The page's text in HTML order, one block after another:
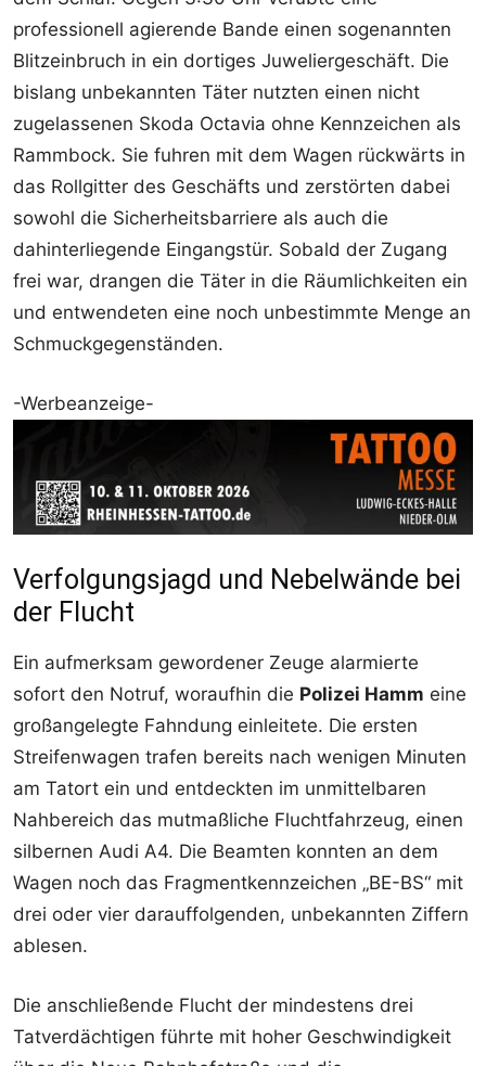
professionell agierende Bande einen sogenannten
Blitzeinbruch in ein dortiges Juweliergeschäft. Die
bislang unbekannten Täter nutzten einen nicht
zugelassenen Skoda Octavia ohne Kennzeichen als
Rammbock. Sie fuhren mit dem Wagen rückwärts in
das Rollgitter des Geschäfts und zerstörten dabei
sowohl die Sicherheitsbarriere als auch die
dahinterliegende Eingangstür. Sobald der Zugang
frei war, drangen die Täter in die Räumlichkeiten ein
und entwendeten eine noch unbestimmte Menge an
Schmuckgegenständen.
-Werbeanzeige-
Verfolgungsjagd und Nebelwände bei
der Flucht
Ein aufmerksam gewordener Zeuge alarmierte
sofort den Notruf, woraufhin die Polizei Hamm eine
großangelegte Fahndung einleitete. Die ersten
Streifenwagen trafen bereits nach wenigen Minuten
am Tatort ein und entdeckten im unmittelbaren
Nahbereich das mutmaßliche Fluchtfahrzeug, einen
silbernen Audi A4. Die Beamten konnten an dem
Wagen noch das Fragmentkennzeichen „BE-BS“ mit
drei oder vier darauffolgenden, unbekannten Ziffern
ablesen.
Die anschließende Flucht der mindestens drei
Tatverdächtigen führte mit hoher Geschwindigkeit